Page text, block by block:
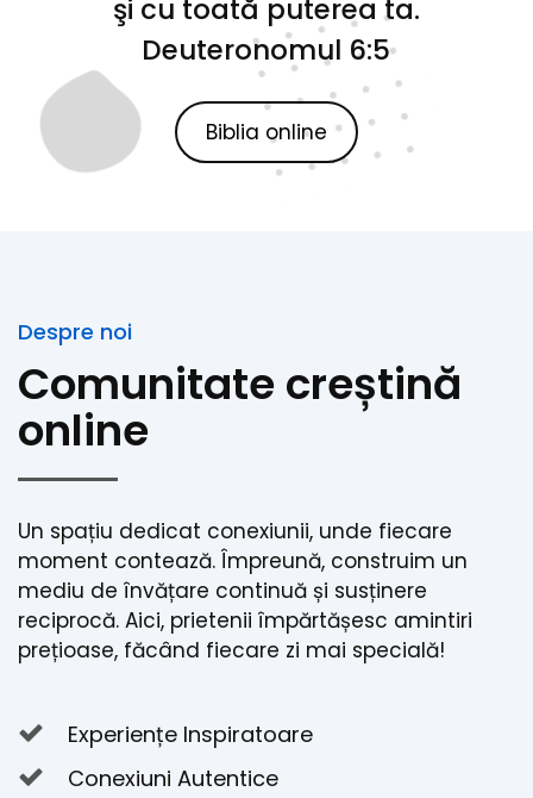
şi cu toată puterea ta.
Deuteronomul 6:5
Biblia online
Despre noi
Comunitate creștină
online
Un spațiu dedicat conexiunii, unde fiecare
moment contează. Împreună, construim un
mediu de învățare continuă și susținere
reciprocă. Aici, prietenii împărtășesc amintiri
prețioase, făcând fiecare zi mai specială!
Experiențe Inspiratoare
Conexiuni Autentice